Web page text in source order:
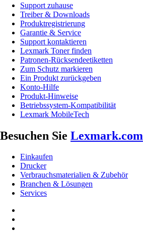
Support zuhause
Treiber & Downloads
Produktregistrierung
Garantie & Service
Support kontaktieren
Lexmark Toner finden
Patronen-Rücksendeetiketten
Zum Schutz markieren
Ein Produkt zurückgeben
Konto-Hilfe
Produkt-Hinweise
Betriebssystem-Kompatibilität
Lexmark MobileTech
Besuchen Sie Lexmark.com
Einkaufen
Drucker
Verbrauchsmaterialien & Zubehör
Branchen & Lösungen
Services